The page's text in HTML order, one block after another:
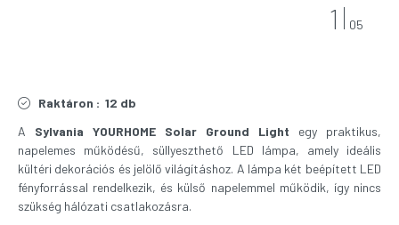
1 05
Raktáron : 12 db
A Sylvania YOURHOME Solar Ground Light egy praktikus,
napelemes működésű, süllyeszthető LED lámpa, amely ideális
kültéri dekorációs és jelölő világításhoz. A lámpa két beépített LED
fényforrással rendelkezik, és külső napelemmel működik, így nincs
szükség hálózati csatlakozásra.